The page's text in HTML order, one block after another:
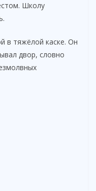
Школу
в тяжёлой каске. Он
двор, словно